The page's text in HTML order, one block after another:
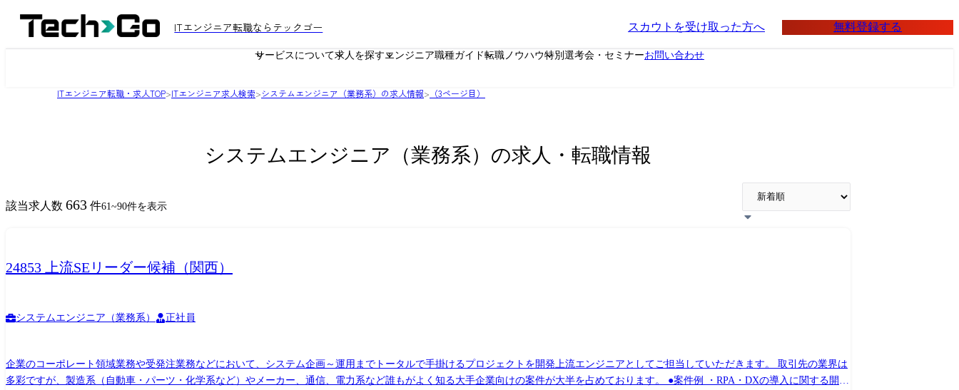
ITエンジニア転職ならテックゴー スカウトを受け取った方へ 無料登録する
サービスについて求人を探すエンジニア職種ガイド転職ノウハウ特別選考会・セミナーお問い合わせ
ITエンジニア転職・求人TOP>ITエンジニア求人検索>システムエンジニア（業務系）の求人情報> （3ページ目）
システムエンジニア（業務系）の求人・転職情報
該当求人数 663 件61~90件を表示
24853 上流SEリーダー候補（関西）
システムエンジニア（業務系） 正社員
企業のコーポレート領域業務や受発注業務などにおいて、システム企画～運用までトータルで手掛けるプロジェクトを開発上流エンジニアとしてご担当していただきます。 取引先の業界は
多彩ですが、製造系（自動車・パーツ・化学系など）やメーカー、通信、電力系など誰もがよく知る大手企業向けの案件が大半を占めております。 ●案件例 ・RPA・DXの導入に関する開発